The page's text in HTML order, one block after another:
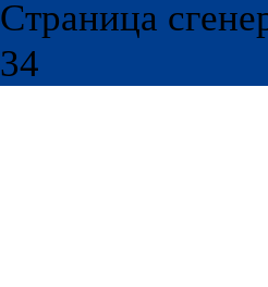
Страница
34